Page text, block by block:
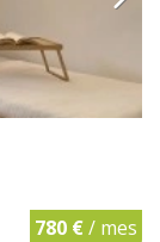
780 €/ mes